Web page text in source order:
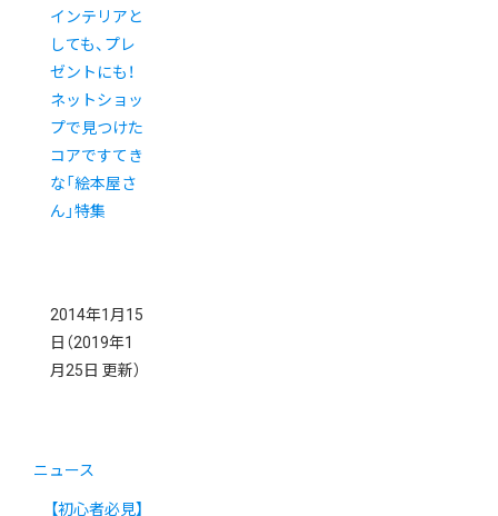
インテリアと
しても、プレ
ゼントにも！
ネットショッ
プで見つけた
コアですてき
な「絵本屋さ
ん」特集
2014年1月15
日 （2019年1
月25日 更新）
ニュース
【初心者必見】